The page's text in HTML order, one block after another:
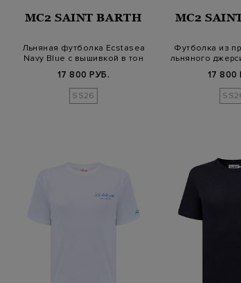
MC2 SAINT BARTH
Льняная футболка Ecstasea
Navy Blue с вышивкой в тон
17 800 РУБ.
SS26
MC2
Футболка из
льняного
17 800